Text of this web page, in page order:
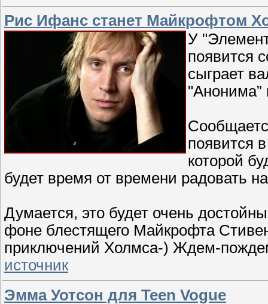
Рис Ифанс станет Майкрофтом
У
появится
сыграет
"Анонима”
появится
которой
будет время от времени радовать
Думается, это будет очень
фоне блестящего Майкрофта
приключений Холмса-) Ждем-
источник
Эмма Уотсон для Teen Vogue